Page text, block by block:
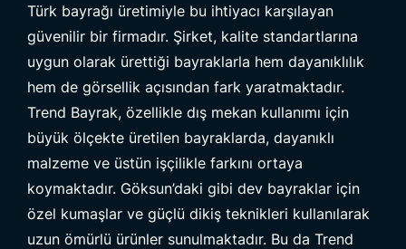
Türk bayrağı üretimiyle bu ihtiyacı karşılayan
güvenilir bir firmadır. Şirket, kalite standartlarına
uygun olarak ürettiği bayraklarla hem dayanıklılık
hem de görsellik açısından fark yaratmaktadır.
Trend Bayrak, özellikle dış mekan kullanımı için
büyük ölçekte üretilen bayraklarda, dayanıklı
malzeme ve üstün işçilikle farkını ortaya
koymaktadır. Göksun’daki gibi dev bayraklar için
özel kumaşlar ve güçlü dikiş teknikleri kullanılarak
uzun ömürlü ürünler sunulmaktadır. Bu da Trend